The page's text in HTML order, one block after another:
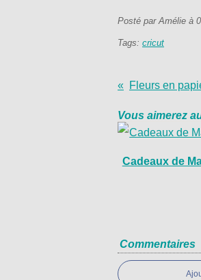
Posté par Amélie à
Tags: cricut
Fleurs en
Vous aimerez
Cadeaux de
Commentaires